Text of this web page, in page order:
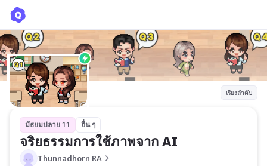
เรียงลำดับ
มัธยมปลาย 11 อื่น ๆ
จริยธรรมการใช้ภาพจาก AI
Thunnadhorn RA